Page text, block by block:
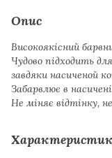
Опис
Високоякісний
Чудово підходить
завдяки насиченой
Забарвлює в
Не міняє відтінку,